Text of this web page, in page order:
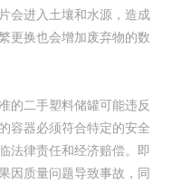
会进入土壤和水源，造成
更换也会增加废弃物的数
的二手塑料储罐可能违反
容器必须符合特定的安全
法律责任和经济赔偿。即
因质量问题导致事故，同